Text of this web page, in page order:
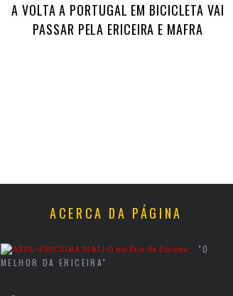
A VOLTA A PORTUGAL EM BICICLETA VAI
PASSAR PELA ERICEIRA E MAFRA
ACERCA DA PÁGINA
"O
MELHOR DA ERICEIRA"